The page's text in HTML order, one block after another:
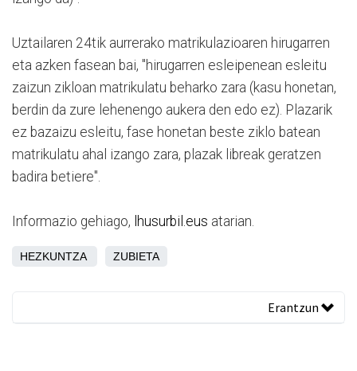
Uztailaren 24tik aurrerako matrikulazioaren hirugarren
eta azken fasean bai, "hirugarren esleipenean esleitu
zaizun zikloan matrikulatu beharko zara (kasu honetan,
berdin da zure lehenengo aukera den edo ez). Plazarik
ez bazaizu esleitu, fase honetan beste ziklo batean
matrikulatu ahal izango zara, plazak libreak geratzen
badira betiere".
Informazio gehiago, lhusurbil.eus atarian.
HEZKUNTZA ZUBIETA
Erantzun